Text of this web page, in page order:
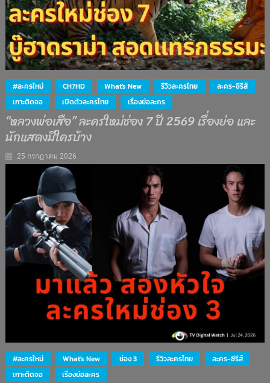
#ละครใหม่ CH7HD What's New รีวิวละครไทย
ละคร-ซีรีส์
เกาะติดจอ
เปิดตัวละครไทย เรื่องย่อละคร
“หลวงพ่อเสือ” ละครใหม่ช่อง 7 ปี 2569 เรื่องย่อ และ
นักแสดงมีใครบ้าง
25 กรกฎาคม 2026
#ละครใหม่ What's New ช่อง 3 รีวิวละครไทย
ละคร-ซีรีส์
เกาะติดจอ
เรื่องย่อละคร